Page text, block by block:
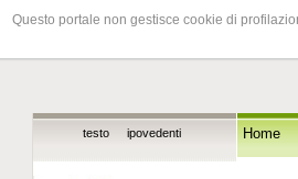
Questo portale non gestisce cookie di
testo ipovedenti Home